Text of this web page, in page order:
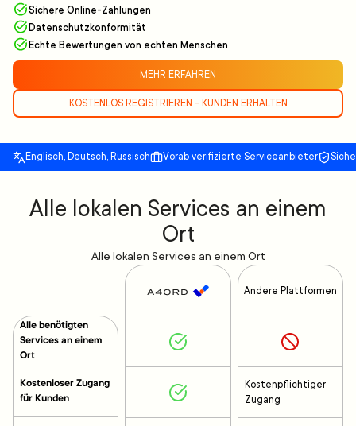
Sichere Online-Zahlungen
Datenschutzkonformität
Echte Bewertungen von echten Menschen
MEHR ERFAHREN
KOSTENLOS REGISTRIEREN - KUNDEN ERHALTEN
Englisch, Deutsch, Russisch Vorab verifizierte Serviceanbieter
Alle lokalen Services an einem
Ort
Alle lokalen Services an einem Ort
Alle benötigten
Services an einem
Ort
Kostenloser Zugang
für Kunden
Andere Plattformen
Kostenpflichtiger
Zugang